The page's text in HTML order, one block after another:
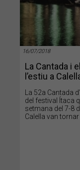
16/07/2018
La Cantada i
l’estiu a
La 52a Cantada
del festival Ítaca
setmana del 7-8
Calella van tornar